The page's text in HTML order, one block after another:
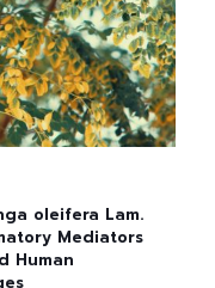
oleifera Lam.
Mediators
Human